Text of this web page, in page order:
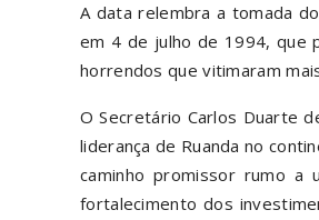
A data relembra a tomada
em 4 de julho de 1994, que
horrendos que vitimaram
O Secretário Carlos Duarte
liderança de Ruanda no
caminho promissor rumo a
fortalecimento dos